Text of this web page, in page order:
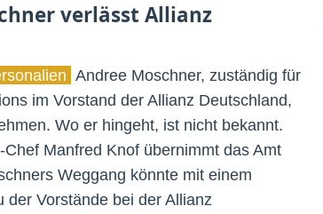
verlässt Allianz
Andree Moschner, zuständig für
im Vorstand der Allianz Deutschland,
Wo er hingeht, ist nicht bekannt.
Manfred Knof übernimmt das Amt
Weggang könnte mit einem
der Vorstände bei der Allianz